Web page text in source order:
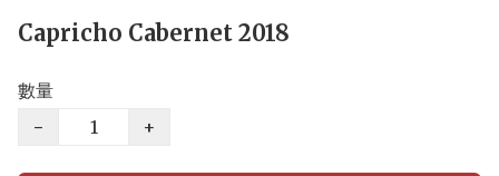
Capricho Cabernet 2018
數量
−
+